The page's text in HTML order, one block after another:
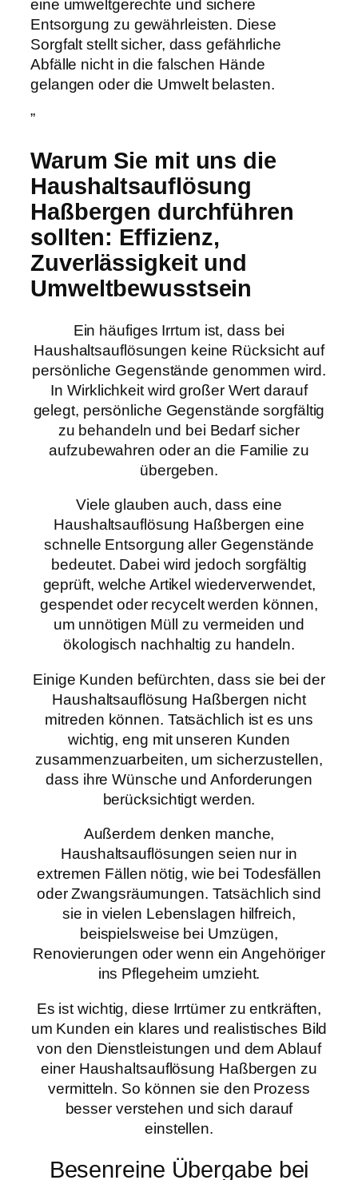
eine umweltgerechte und sichere
Entsorgung zu gewährleisten. Diese
Sorgfalt stellt sicher, dass gefährliche
Abfälle nicht in die falschen Hände
gelangen oder die Umwelt belasten.
”
Warum Sie mit uns die
Haushaltsauflösung
Haßbergen durchführen
sollten: Effizienz,
Zuverlässigkeit und
Umweltbewusstsein
Ein häufiges Irrtum ist, dass bei
Haushaltsauflösungen keine Rücksicht auf
persönliche Gegenstände genommen wird.
In Wirklichkeit wird großer Wert darauf
gelegt, persönliche Gegenstände sorgfältig
zu behandeln und bei Bedarf sicher
aufzubewahren oder an die Familie zu
übergeben.
Viele glauben auch, dass eine
Haushaltsauflösung Haßbergen eine
schnelle Entsorgung aller Gegenstände
bedeutet. Dabei wird jedoch sorgfältig
geprüft, welche Artikel wiederverwendet,
gespendet oder recycelt werden können,
um unnötigen Müll zu vermeiden und
ökologisch nachhaltig zu handeln.
Einige Kunden befürchten, dass sie bei der
Haushaltsauflösung Haßbergen nicht
mitreden können. Tatsächlich ist es uns
wichtig, eng mit unseren Kunden
zusammenzuarbeiten, um sicherzustellen,
dass ihre Wünsche und Anforderungen
berücksichtigt werden.
Außerdem denken manche,
Haushaltsauflösungen seien nur in
extremen Fällen nötig, wie bei Todesfällen
oder Zwangsräumungen. Tatsächlich sind
sie in vielen Lebenslagen hilfreich,
beispielsweise bei Umzügen,
Renovierungen oder wenn ein Angehöriger
ins Pflegeheim umzieht.
Es ist wichtig, diese Irrtümer zu entkräften,
um Kunden ein klares und realistisches Bild
von den Dienstleistungen und dem Ablauf
einer Haushaltsauflösung Haßbergen zu
vermitteln. So können sie den Prozess
besser verstehen und sich darauf
einstellen.
Besenreine Übergabe bei